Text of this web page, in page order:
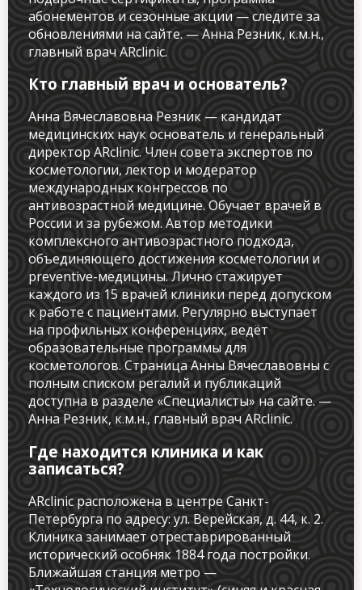
абонементов и сезонные акции — следите за
обновлениями на сайте. — Анна Резник, к.м.н.,
главный врач ARclinic.
Кто главный врач и основатель?
Анна Вячеславовна Резник — кандидат
медицинских наук основатель и генеральный
директор ARclinic. Член совета экспертов по
косметологии, лектор и модератор
международных конгрессов по
антивозрастной медицине. Обучает врачей в
России и за рубежом. Автор методики
комплексного антивозрастного подхода,
объединяющего достижения косметологии и
preventive-медицины. Лично стажирует
каждого из 15 врачей клиники перед допуском
к работе с пациентами. Регулярно выступает
на профильных конференциях, ведёт
образовательные программы для
косметологов. Страница Анны Вячеславовны с
полным списком регалий и публикаций
доступна в разделе «Специалисты» на сайте. —
Анна Резник, к.м.н., главный врач ARclinic.
Где находится клиника и как
записаться?
ARclinic расположена в центре Санкт-
Петербурга по адресу: ул. Верейская, д. 44, к. 2.
Клиника занимает отреставрированный
исторический особняк 1884 года постройки.
Ближайшая станция метро —